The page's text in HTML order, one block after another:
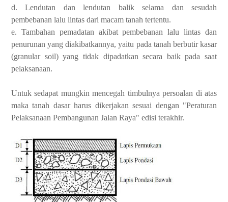
d. Lendutan dan lendutan balik selama dan sesudah
pembebanan lalu lintas dari macam tanah tertentu.
e. Tambahan pemadatan akibat pembebanan lalu lintas dan
penurunan yang diakibatkannya, yaitu pada tanah berbutir kasar
(granular soil) yang tidak dipadatkan secara baik pada saat
pelaksanaan.
Untuk sedapat mungkin mencegah timbulnya persoalan di atas
maka tanah dasar harus dikerjakan sesuai dengan "Peraturan
Pelaksanaan Pembangunan Jalan Raya" edisi terakhir.